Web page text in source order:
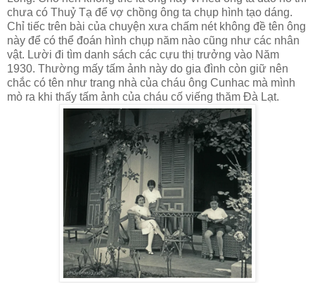
chưa có Thuỷ Tạ để vợ chồng ông ta chụp hình tạo dáng.
Chỉ tiếc trên bài của chuyện xưa chấm nét không đề tên ông
này để có thể đoán hình chụp năm nào cũng như các nhân
vật. Lười đi tìm danh sách các cựu thị trưởng vào Năm
1930. Thường mấy tấm ảnh này do gia đình còn giữ nên
chắc có tên như trang nhà của cháu ông Cunhac mà mình
mò ra khi thấy tấm ảnh của cháu cố viếng thăm Đà Lạt.